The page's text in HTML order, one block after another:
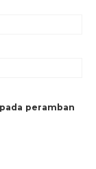
peramban